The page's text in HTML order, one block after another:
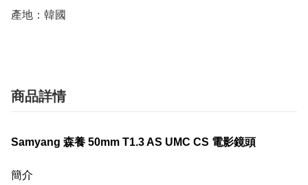
產地：韓國
商品詳情
Samyang 森養 50mm T1.3 AS UMC CS 電影鏡頭
簡介